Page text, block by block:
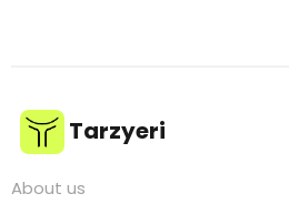
Tarzyeri
About us